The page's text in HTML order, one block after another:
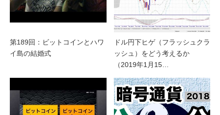
第189回：ビットコインとハワ
イ島の結婚式
ドル円下ヒゲ（フラッシュクラ
ッシュ）をどう考えるか
（2019年1月15…